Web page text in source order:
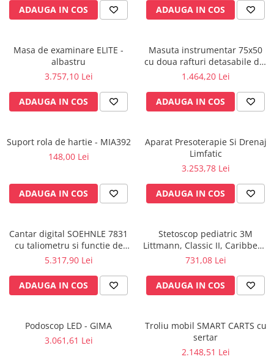
Instalatii gaze medicinale
Statii gaze medicinale
Prize gaze medicinale
Regulatoare presiune gaze
medicinale
Butelii gaze medicale
Conectori gaze medicinale
Componente statii gaze
Console ATI si UPU
Dispozitive si sisteme de prindere /
Rampa gaze medicale pat pacient
Rampa iluminat alarmare
Accesorii vase
Tevi cupru si accesorii
Lavoare apa sterila
Lavoare chirurgicale
ADAUGA IN COS ADAUGA IN COS
Masa de examinare ELITE -
albastru
3.757,10 Lei
ADAUGA IN COS
Masuta instrumentar 75x50
cu doua rafturi detasabile din
inox - M600879/I
1.464,20 Lei
ADAUGA IN COS
Suport rola de hartie - MIA392
148,00 Lei
ADAUGA IN COS
Aparat Presoterapie Si Drenaj
Limfatic
3.253,78 Lei
ADAUGA IN COS
Cantar digital SOEHNLE 7831
cu taliometru si functie de
BMI
5.317,90 Lei
ADAUGA IN COS
Stetoscop pediatric 3M
Littmann, Classic II, Caribbean
Blue 2153
731,08 Lei
ADAUGA IN COS
Podoscop LED - GIMA
3.061,61 Lei
Troliu mobil SMART CARTS cu
sertar
2.148,51 Lei